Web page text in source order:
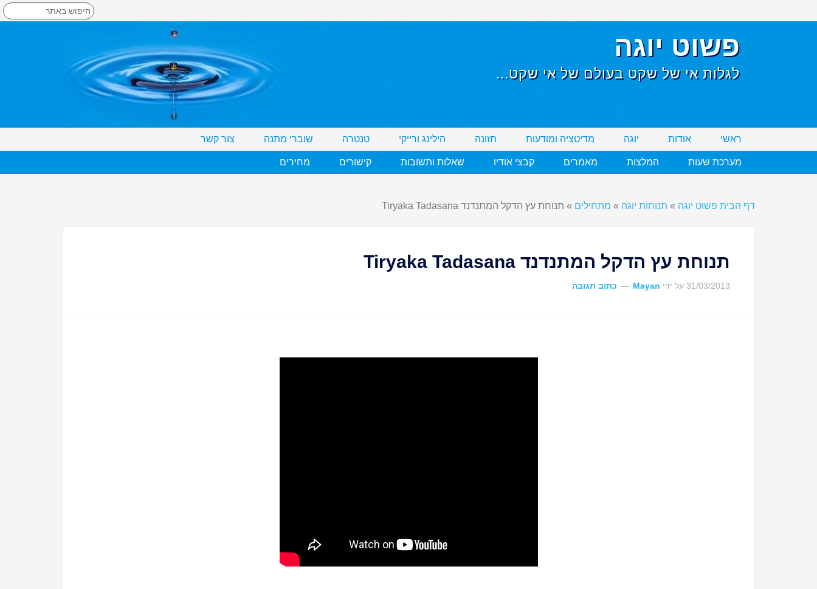
פשוט יוגה
לגלות אי של שקט בעולם של אי שקט...
ראשי אודות יוגה מדיטציה ומודעות תזונה הילינג ורייקי טנטרה שוברי מתנה צור קשר
מערכת שעות המלצות מאמרים קבצי אודיו שאלות ותשובות קישורים מחירים
דף הבית פשוט יוגה » תנוחות יוגה » מתחילים » תנוחת עץ הדקל המתנדנד Tiryaka Tadasana
תנוחת עץ הדקל המתנדנד Tiryaka Tadasana
31/03/2013 על ידי Mayan כתוב תגובה